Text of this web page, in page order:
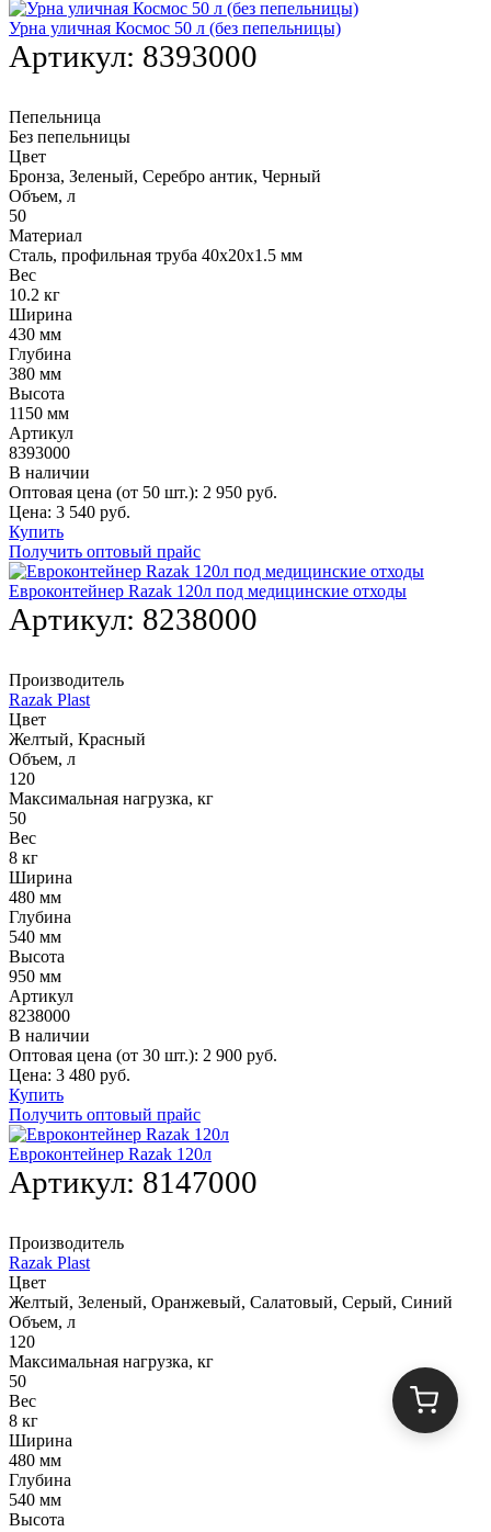
Урна уличная Космос 50 л (без пепельницы)
Артикул: 8393000
Пепельница
Без пепельницы
Цвет
Бронза, Зеленый, Серебро антик, Черный
Объем, л
50
Материал
Сталь, профильная труба 40х20х1.5 мм
Вес
10.2 кг
Ширина
430 мм
Глубина
380 мм
Высота
1150 мм
Артикул
8393000
В наличии
Оптовая цена (от 50 шт.): 2 950 руб.
Цена: 3 540 руб.
Купить
Получить оптовый прайс
Евроконтейнер Razak 120л под медицинские отходы
Артикул: 8238000
Производитель
Razak Plast
Цвет
Желтый, Красный
Объем, л
120
Максимальная нагрузка, кг
50
Вес
8 кг
Ширина
480 мм
Глубина
540 мм
Высота
950 мм
Артикул
8238000
В наличии
Оптовая цена (от 30 шт.): 2 900 руб.
Цена: 3 480 руб.
Купить
Получить оптовый прайс
Евроконтейнер Razak 120л
Артикул: 8147000
Производитель
Razak Plast
Цвет
Желтый, Зеленый, Оранжевый, Салатовый, Серый, Синий
Объем, л
120
Максимальная нагрузка, кг
50
Вес
8 кг
Ширина
480 мм
Глубина
540 мм
Высота